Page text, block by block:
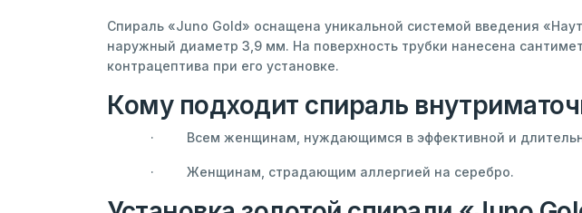
Спираль «Juno Gold» оснащена уникальной системой введения
наружный диаметр 3,9 мм. На поверхность трубки нанесена
контрацептива при его установке.
Кому подходит спираль
· Всем женщинам, нуждающимся в эффективной и
· Женщинам, страдающим аллергией на серебро.